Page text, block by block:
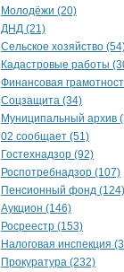
Молодёжи (20)
ДНД (21)
Сельское хозяйство
Кадастровые работы
Финансовая
Соцзащита (34)
Муниципальный архив
02 сообщает (51)
Гостехнадзор (92)
Роспотребнадзор (107)
Пенсионный фонд (124)
Аукцион (146)
Росреестр (153)
Налоговая инспекция
Прокуратура (232)